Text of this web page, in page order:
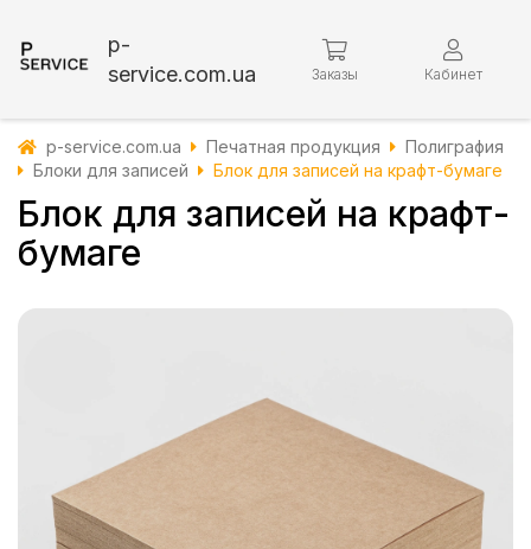
p-
service.com.ua
Заказы Кабинет
p-service.com.ua Печатная продукция
Полиграфия
Блоки для записей
Блок для записей на крафт-бумаге
Блок для записей на крафт-
бумаге